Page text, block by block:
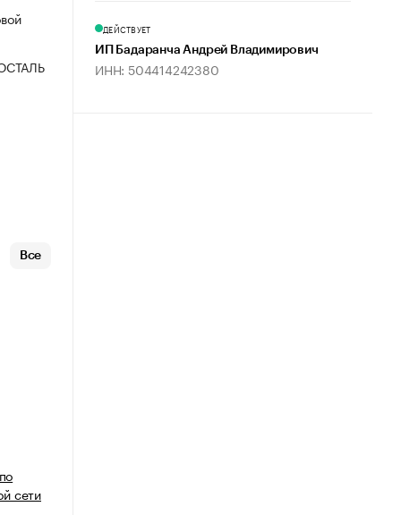
Все
сети
ДЕЙСТВУЕТ
ИП Бадаранча Андрей Владимирович
ИНН: 504414242380